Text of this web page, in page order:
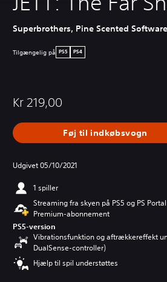
Superbrothers, Pine Scented Software
Tilgængelig på PS5 PS4
Kr 219,00
Føj til indkøbsvogn
Udgivet 05/10/2021
1 spiller
Streaming fra skyen på PS5 og PS
Premium-abonnement
PS5-version
Vibrationsfunktion og aftrækkereffekt
DualSense-controller)
Hjælp til spil understøttes